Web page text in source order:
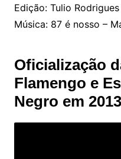
Edição: Tulio
Música: 87 é nosso –
Oficialização
Flamengo e
Negro em